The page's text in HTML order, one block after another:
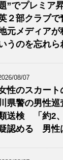
”でプレミア
２部クラブで
元メディアが
うのを忘れら
08/07
性のスカー
県警の男性
送検 「約2
認める 男性